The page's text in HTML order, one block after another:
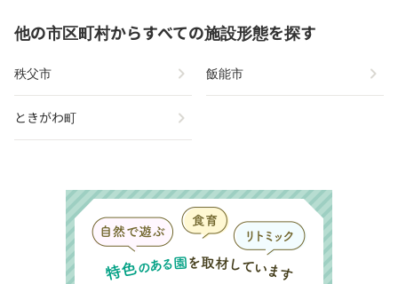
他の市区町村からすべての施設形態を探す
秩父市 chevron_right 飯能市 chevron_right
ときがわ町 chevron_right